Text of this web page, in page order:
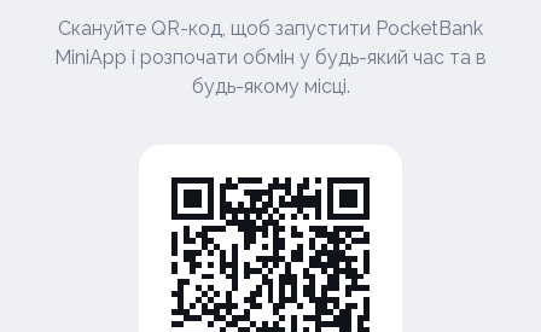
Скануйте QR-код, щоб запустити PocketBank
MiniApp і розпочати обмін у будь-який час та в
будь-якому місці.